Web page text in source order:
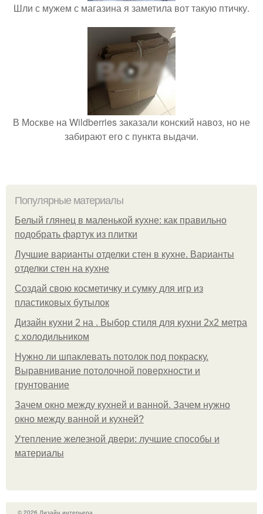
Шли с мужем с магазина я заметила вот такую птичку.
В Москве на Wildberries заказали конский навоз, но не
забирают его с пункта выдачи.
Популярные материалы
Белый глянец в маленькой кухне: как правильно
подобрать фартук из плитки
Лучшие варианты отделки стен в кухне. Варианты
отделки стен на кухне
Создай свою косметичку и сумку для игр из
пластиковых бутылок
Дизайн кухни 2 на . Выбор стиля для кухни 2х2 метра
с холодильником
Нужно ли шпаклевать потолок под покраску.
Выравнивание потолочной поверхности и
грунтование
Зачем окно между кухней и ванной. Зачем нужно
окно между ванной и кухней?
Утепление железной двери: лучшие способы и
материалы
© 2026 Дизайн интерьера